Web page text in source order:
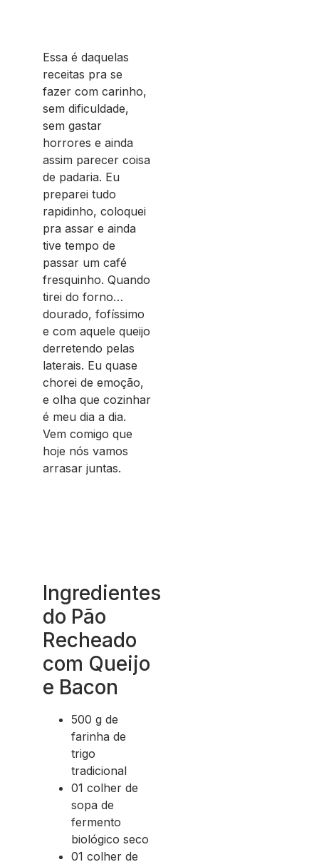
Essa é daquelas
receitas pra se
fazer com carinho,
sem dificuldade,
sem gastar
horrores e ainda
assim parecer coisa
de padaria. Eu
preparei tudo
rapidinho, coloquei
pra assar e ainda
tive tempo de
passar um café
fresquinho. Quando
tirei do forno…
dourado, fofíssimo
e com aquele queijo
derretendo pelas
laterais. Eu quase
chorei de emoção,
e olha que cozinhar
é meu dia a dia.
Vem comigo que
hoje nós vamos
arrasar juntas.
Ingredientes
do Pão
Recheado
com Queijo
e Bacon
500 g de
farinha de
trigo
tradicional
01 colher de
sopa de
fermento
biológico seco
01 colher de